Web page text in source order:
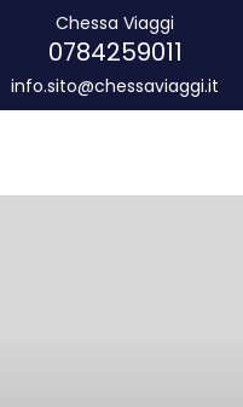
Chessa Viaggi
0784259011
info.sito@chessaviaggi.it